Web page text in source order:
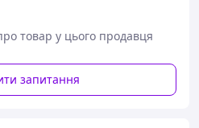
захопливий сюжет із
про географію, історію та
чому цикл про Томека
товар у цього продавця
запитання